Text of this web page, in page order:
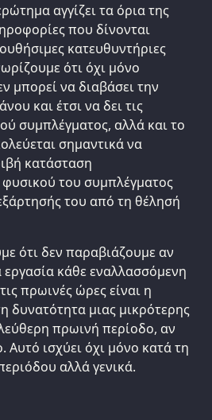
αγγίζει τα όρια της
που δίνονται
κατευθυντήριες
ότι όχι μόνο
μπορεί να διαβάσει την
και έτσι να δει τις
συμπλέγματος, αλλά και το
σημαντικά να
κατάσταση
του συμπλέγματος
του από τη θέλησή
ότι δεν παραβιάζουμε αν
εργασία κάθε εναλλασσόμενη
πρωινές ώρες είναι η
δυνατότητα μιας μικρότερης
πρωινή περίοδο, αν
Αυτό ισχύει όχι μόνο κατά τη
αλλά γενικά.